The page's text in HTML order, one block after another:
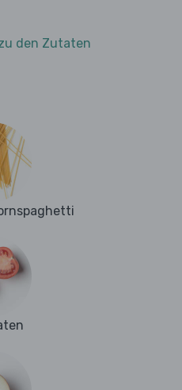
den Zutaten